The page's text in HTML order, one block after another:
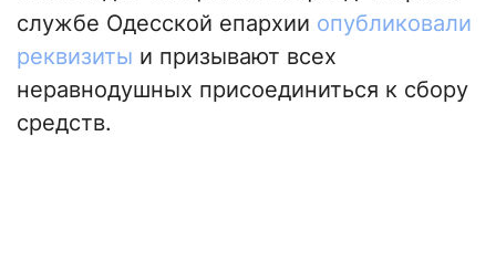
службе Одесской епархии опубликовали
реквизиты и призывают всех
неравнодушных присоединиться к сбору
средств.